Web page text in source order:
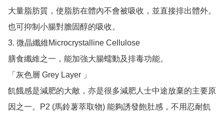
大量脂肪質，使脂肪在體內不會被吸收，並直接排出體外。
也可抑制小腸對膽固醇的吸收。
3. 微晶纖維Microcrystalline Cellulose
膳食纖維之一，能加強大腸蠕動及排毒功能。
「灰色層 Grey Layer 」
飢餓感是減肥的大敵，亦是很多減肥人士中途放棄的主要原
因之一。P2 (馬鈴薯萃取物) 能夠誘發飽肚感，不用忍耐飢